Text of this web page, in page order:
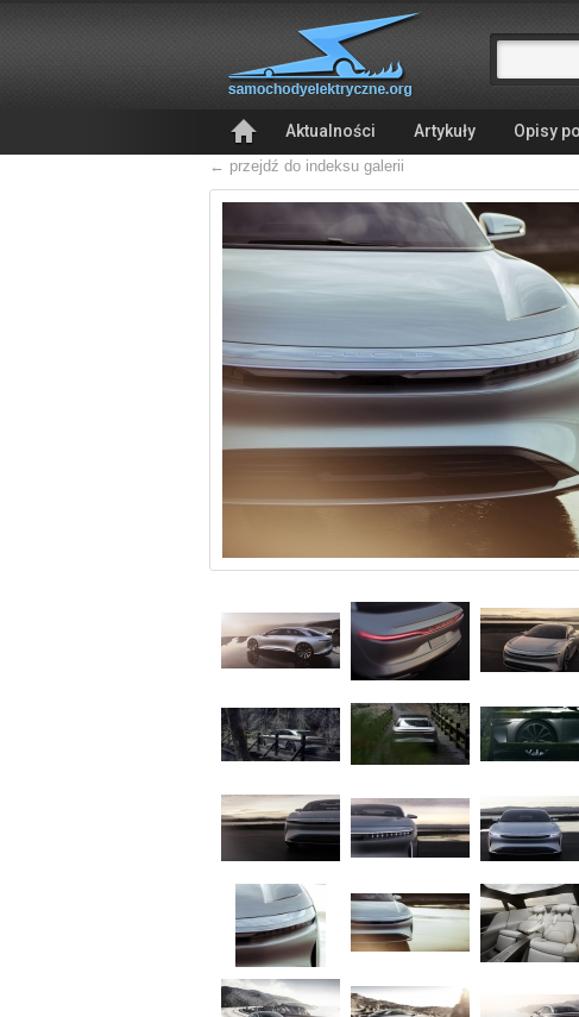
Aktualności Artykuły Opisy
← przejdź do indeksu galerii